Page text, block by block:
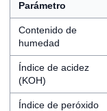
Parámetro
Contenido de
humedad
Índice de acidez
(KOH)
Índice de peróxido